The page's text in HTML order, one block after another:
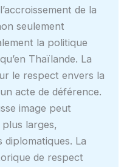
de la
seulement
la politique
Thaïlande. La
le respect envers la
acte de déférence.
image peut
larges,
diplomatiques. La
de respect